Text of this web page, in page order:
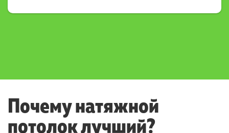
Почему натяжной
потолок лучший?